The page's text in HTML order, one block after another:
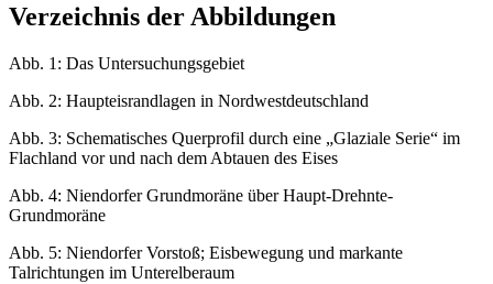
Verzeichnis der Abbildungen
Abb. 1: Das Untersuchungsgebiet
Abb. 2: Haupteisrandlagen in Nordwestdeutschland
Abb. 3: Schematisches Querprofil durch eine „Glaziale Serie“ im
Flachland vor und nach dem Abtauen des Eises
Abb. 4: Niendorfer Grundmoräne über Haupt-Drehnte-
Grundmoräne
Abb. 5: Niendorfer Vorstoß; Eisbewegung und markante
Talrichtungen im Unterelberaum